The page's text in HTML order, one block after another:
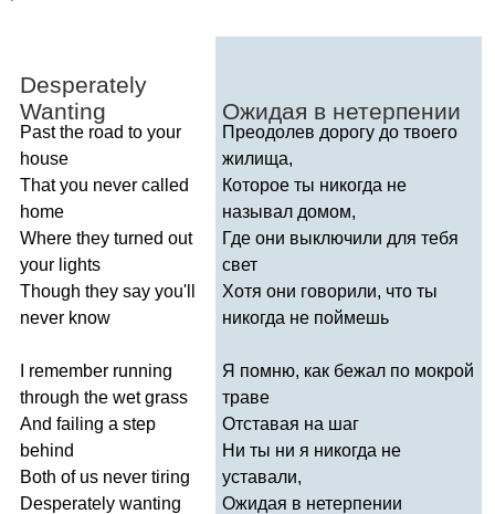
Desperately
Wanting
Past the road to your
house
That you never called
home
Where they turned out
your lights
Though they say you'll
never know
remember running
through the wet grass
And failing a step
behind
Both of us never tiring
Desperately wanting
Ожидая в нетерпении
Преодолев дорогу до твоего
жилища,
Которое ты никогда не
называл домом,
Где они выключили для тебя
свет
Хотя они говорили, что ты
никогда не поймешь
Я помню, как бежал по мокрой
траве
Отставая на шаг
Ни ты ни я никогда не
уставали,
Ожидая в нетерпении